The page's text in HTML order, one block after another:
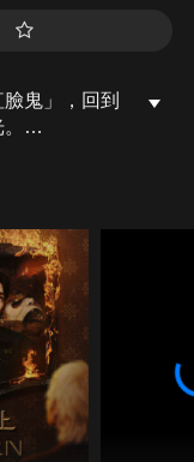
鬼」，回到
界。一場關
將開始。
陽》